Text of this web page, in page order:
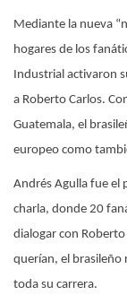
Mediante la nueva
hogares de los
Industrial activaron
a Roberto Carlos.
Guatemala, el
europeo como
Andrés Agulla fue el
charla, donde 20
dialogar con
querían, el brasileño
toda su carrera.